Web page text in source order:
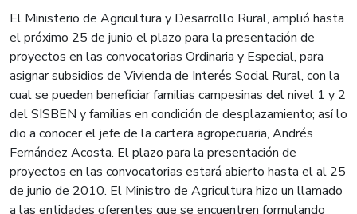
El Ministerio de Agricultura y Desarrollo Rural, amplió hasta
el próximo 25 de junio el plazo para la presentación de
proyectos en las convocatorias Ordinaria y Especial, para
asignar subsidios de Vivienda de Interés Social Rural, con la
cual se pueden beneficiar familias campesinas del nivel 1 y 2
del SISBEN y familias en condición de desplazamiento; así lo
dio a conocer el jefe de la cartera agropecuaria, Andrés
Fernández Acosta. El plazo para la presentación de
proyectos en las convocatorias estará abierto hasta el al 25
de junio de 2010. El Ministro de Agricultura hizo un llamado
a las entidades oferentes que se encuentren formulando